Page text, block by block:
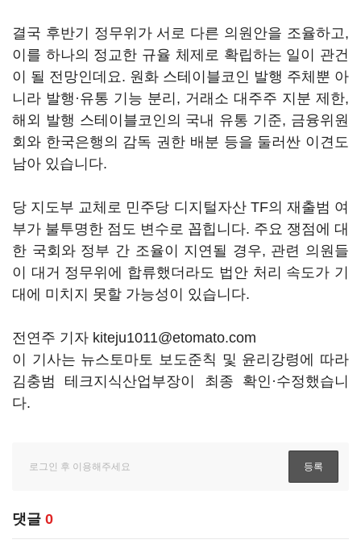
결국 후반기 정무위가 서로 다른 의원안을 조율하고,
이를 하나의 정교한 규율 체제로 확립하는 일이 관건
이 될 전망인데요. 원화 스테이블코인 발행 주체뿐 아
니라 발행·유통 기능 분리, 거래소 대주주 지분 제한,
해외 발행 스테이블코인의 국내 유통 기준, 금융위원
회와 한국은행의 감독 권한 배분 등을 둘러싼 이견도
남아 있습니다.
당 지도부 교체로 민주당 디지털자산 TF의 재출범 여
부가 불투명한 점도 변수로 꼽힙니다. 주요 쟁점에 대
한 국회와 정부 간 조율이 지연될 경우, 관련 의원들
이 대거 정무위에 합류했더라도 법안 처리 속도가 기
대에 미치지 못할 가능성이 있습니다.
전연주 기자 kiteju1011@etomato.com
이 기사는 뉴스토마토 보도준칙 및 윤리강령에 따라
김충범 테크지식산업부장이 최종 확인·수정했습니
다.
댓글 0